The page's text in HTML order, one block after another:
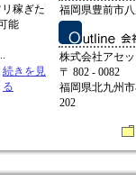
稼ぎた
能
続きを見
る
福岡県豊前市
株式会社アセ
〒 802 - 0082
福岡県北九州
202